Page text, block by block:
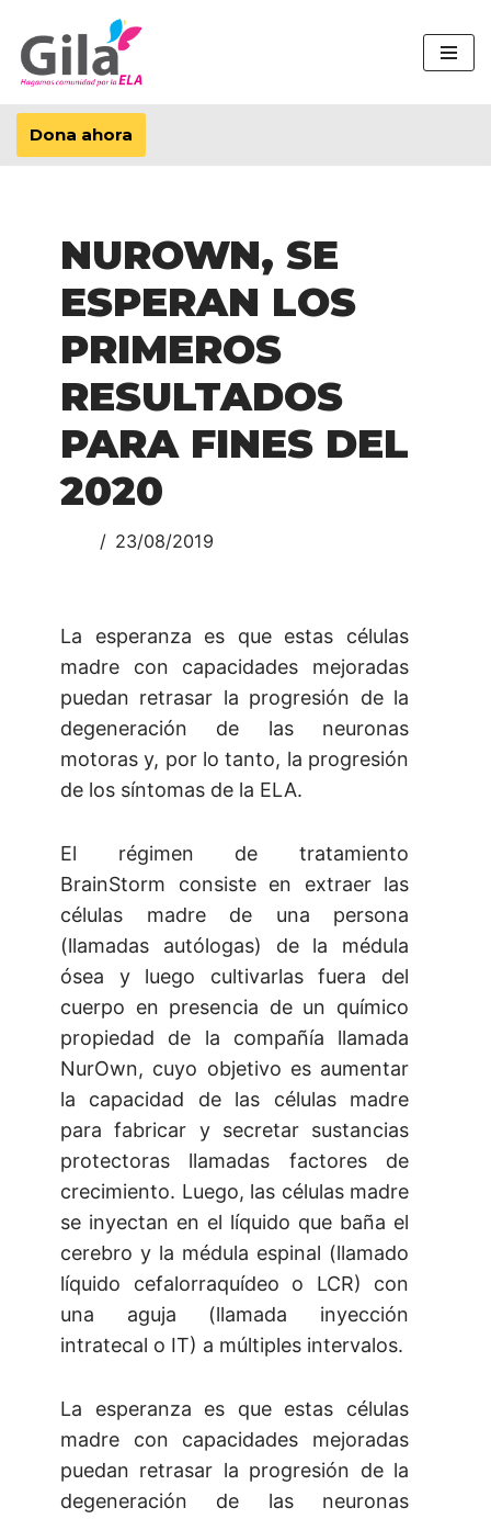
Saltar
al
contenido
Dona ahora
NUROWN, SE
ESPERAN LOS
PRIMEROS
RESULTADOS
PARA FINES DEL
2020
23/08/2019
La esperanza es que estas células
madre con capacidades mejoradas
puedan retrasar la progresión de la
degeneración de las neuronas
motoras y, por lo tanto, la progresión
de los síntomas de la ELA.
El régimen de tratamiento
BrainStorm consiste en extraer las
células madre de una persona
(llamadas autólogas) de la médula
ósea y luego cultivarlas fuera del
cuerpo en presencia de un químico
propiedad de la compañía llamada
NurOwn, cuyo objetivo es aumentar
la capacidad de las células madre
para fabricar y secretar sustancias
protectoras llamadas factores de
crecimiento. Luego, las células madre
se inyectan en el líquido que baña el
cerebro y la médula espinal (llamado
líquido cefalorraquídeo o LCR) con
una aguja (llamada inyección
intratecal o IT) a múltiples intervalos.
La esperanza es que estas células
madre con capacidades mejoradas
puedan retrasar la progresión de la
degeneración de las neuronas